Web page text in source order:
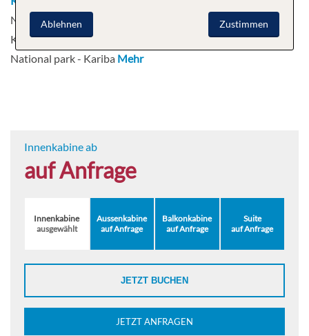
National Park - Impalila Island - Kasane -
Kariba - Gache - Kariba - Matusadona
National park - Kariba Mehr
Innenkabine ab
auf Anfrage
Innenkabine
ausgewählt
Aussenkabine
auf Anfrage
Balkonkabine
auf Anfrage
Suite
auf Anfrage
JETZT BUCHEN
JETZT ANFRAGEN
Zustimmen
Ablehnen